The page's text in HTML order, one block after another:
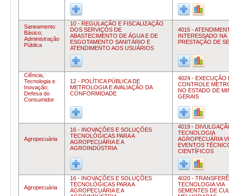
Saneamento
Básico;
Administração
Pública
10 - REGULAÇÃO E FISCALIZAÇÃO
DOS SERVIÇOS DE
ABASTECIMENTO DE ÁGUA E DE
ESGOTAMENTO SANITÁRIO E
ATENDIMENTO AOS USUÁRIOS
4015 -
INTERESSADO NA
PRESTAÇÃO DE
Ciência,
Tecnologia e
Inovação;
Defesa do
Consumidor
12 - POLÍTICA PÚBLICA DE
METROLOGIA E AVALIAÇÃO DA
CONFORMIDADE
4024 - EXECUÇÃO
CONTROLE
NO ESTADO DE
GERAIS
Agropecuária
16 - INOVAÇÕES E SOLUÇÕES
TECNOLÓGICAS PARA A
AGROPECUÁRIA E A
AGROINDÚSTRIA
4019 -
TECNOLOGIA
AGROPECUÁRIA
EVENTOS
CIENTÍFICOS
Agropecuária
16 - INOVAÇÕES E SOLUÇÕES
TECNOLÓGICAS PARA A
AGROPECUÁRIA E A
4020 -
TECNOLOGIA VIA
SEMENTES DE